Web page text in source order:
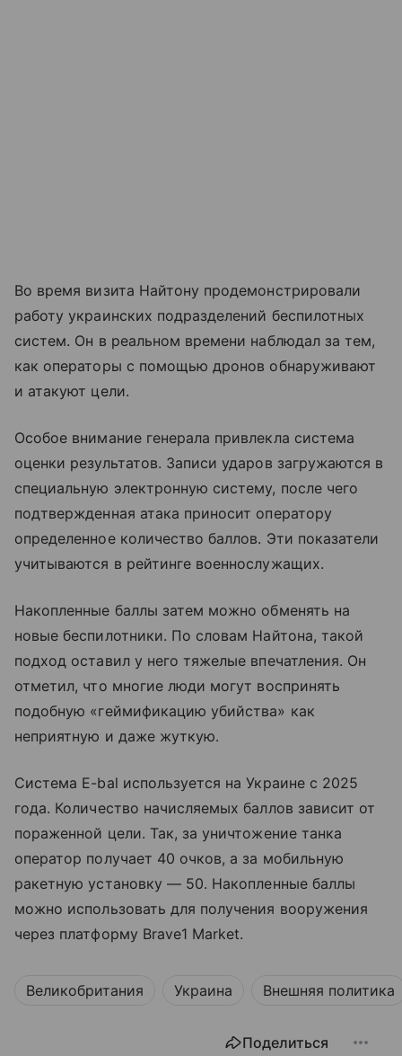
Во время визита Найтону продемонстрировали
работу украинских подразделений беспилотных
систем. Он в реальном времени наблюдал за тем,
как операторы с помощью дронов обнаруживают
и атакуют цели.
Особое внимание генерала привлекла система
оценки результатов. Записи ударов загружаются в
специальную электронную систему, после чего
подтвержденная атака приносит оператору
определенное количество баллов. Эти показатели
учитываются в рейтинге военнослужащих.
Накопленные баллы затем можно обменять на
новые беспилотники. По словам Найтона, такой
подход оставил у него тяжелые впечатления. Он
отметил, что многие люди могут воспринять
подобную «геймификацию убийства» как
неприятную и даже жуткую.
Система E-bal используется на Украине с 2025
года. Количество начисляемых баллов зависит от
пораженной цели. Так, за уничтожение танка
оператор получает 40 очков, а за мобильную
ракетную установку — 50. Накопленные баллы
можно использовать для получения вооружения
через платформу Brave1 Market.
Великобритания Украина Внешняя политика
Поделиться